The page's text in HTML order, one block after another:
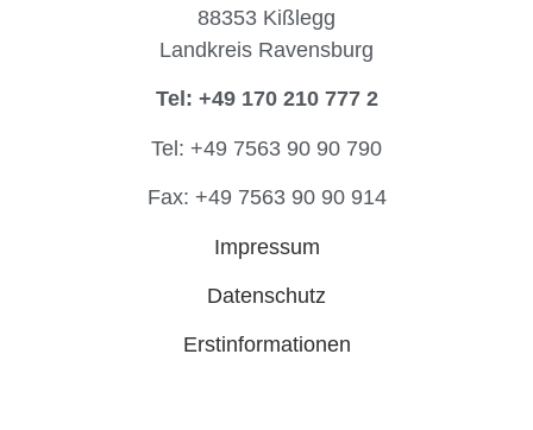
88353 Kißlegg
Landkreis Ravensburg
Tel: +49 170 210 777 2
Tel: +49 7563 90 90 790
Fax: +49 7563 90 90 914
Impressum
Datenschutz
Erstinformationen